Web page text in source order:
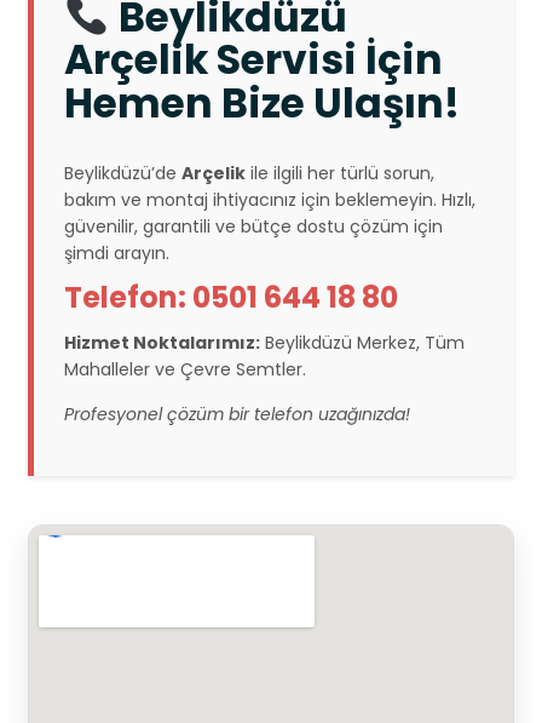
Beylikdüzü
Arçelik Servisi İçin
Hemen Bize Ulaşın!
Beylikdüzü’de Arçelik ile ilgili her türlü sorun,
bakım ve montaj ihtiyacınız için beklemeyin. Hızlı,
güvenilir, garantili ve bütçe dostu çözüm için
şimdi arayın.
Telefon: 0501 644 18 80
Hizmet Noktalarımız: Beylikdüzü Merkez, Tüm
Mahalleler ve Çevre Semtler.
Profesyonel çözüm bir telefon uzağınızda!